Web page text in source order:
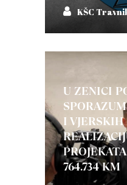
KŠC
U ZENICI
I VJERSKIH
764.734 KM